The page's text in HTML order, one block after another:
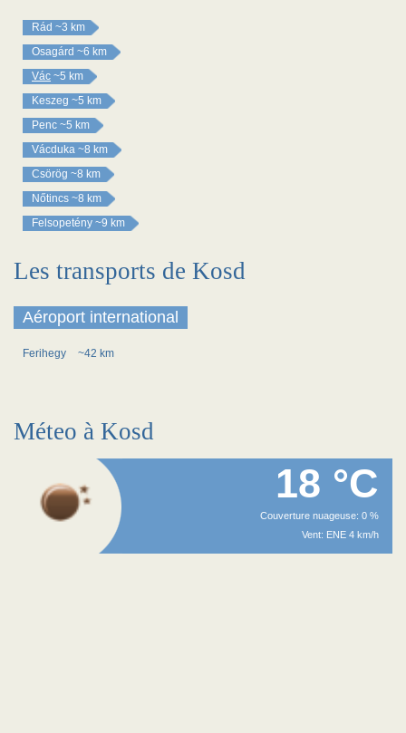
Rád ~3 km
Osagárd ~6 km
Vác ~5 km
Keszeg ~5 km
Penc ~5 km
Vácduka ~8 km
Csörög ~8 km
Nőtincs ~8 km
Felsopetény ~9 km
Les transports de Kosd
Aéroport international
Ferihegy ~42 km
Méteo à Kosd
18 °C
Couverture nuageuse: 0 %
Vent: ENE 4 km/h